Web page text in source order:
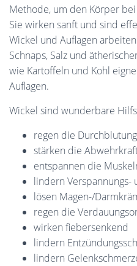
Methode, um den Körper
Sie wirken sanft und sind
Wickel und Auflagen
Schnaps, Salz und
wie Kartoffeln und Kohl
Auflagen.
Wickel sind wunderbare
regen die
stärken die
entspannen die
lindern Verspannungs-
lösen Magen-/
regen die
wirken fiebersenkend
lindern
lindern